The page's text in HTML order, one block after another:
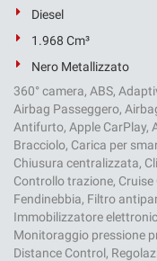
Diesel
1.968 Cm³
Nero Metallizzato
360° camera, ABS,
Airbag Passeggero,
Antifurto, Apple CarPlay,
Bracciolo, Carica per
Chiusura centralizzata,
Controllo trazione, Cruise
Fendinebbia, Filtro
Immobilizzatore
Monitoraggio pressione
Distance Control,